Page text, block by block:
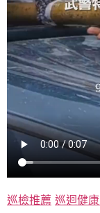
巡檢推薦 巡迴健